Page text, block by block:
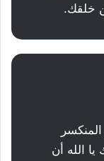
خلقك.
الله أن